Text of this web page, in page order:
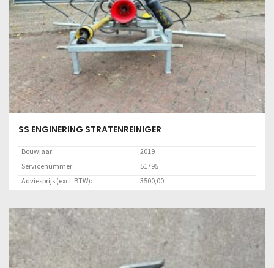
SS ENGINERING STRATENREINIGER
Bouwjaar:
2019
Servicenummer:
51795
Adviesprijs (excl. BTW):
3500,00
Lees meer